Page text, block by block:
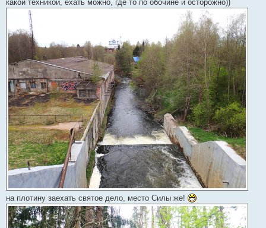
какой техникой, ехать можно, где то по обочине и осторожно))
на плотину заехать святое дело, место Силы же!